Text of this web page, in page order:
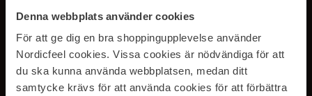
Denna webbplats använder cookies
För att ge dig en bra shoppingupplevelse använder
Nordicfeel cookies. Vissa cookies är nödvändiga för att
du ska kunna använda webbplatsen, medan ditt
samtycke krävs för att använda cookies för att förbättra
SUBSCRIBE TO OUR
NEWSLETTER